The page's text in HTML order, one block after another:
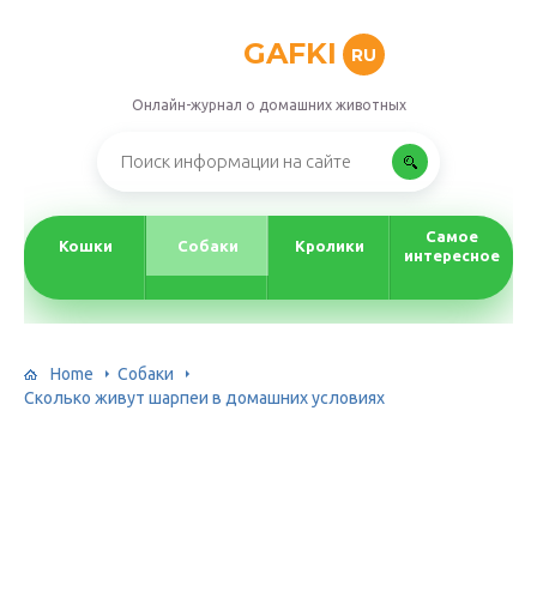
GAFKI RU
Онлайн-журнал о домашних животных
Кошки Собаки Кролики
Самое
интересное
Home
Собаки
Сколько живут шарпеи в домашних условиях